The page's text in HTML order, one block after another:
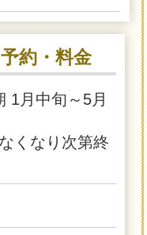
約・料金
1月中旬～5月
くなり次第終